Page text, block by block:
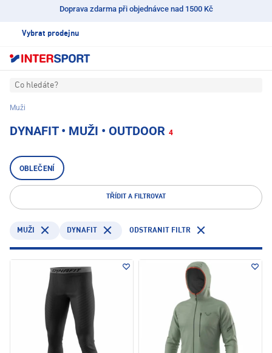
Doprava zdarma při objednávce nad 1500 Kč
Vybrat prodejnu
Co hledáte?
Muži
DYNAFIT • MUŽI • OUTDOOR 4
OBLEČENÍ
TŘÍDIT A FILTROVAT
MUŽI DYNAFIT ODSTRANIT FILTR